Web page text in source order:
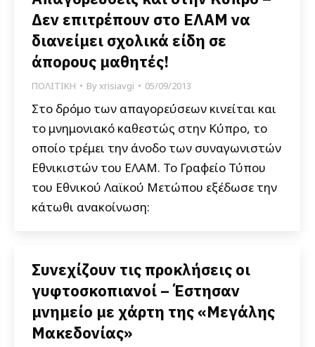
Δεν επιτρέπουν στο ΕΛΑΜ να
διανείμει σχολικά είδη σε
άπορους μαθητές!
ΠΟΛΙΤΙΚΗ Byxrisiavgi 05/09/2013
Στο δρόμο των απαγορεύσεων κινείται και
το μνημονιακό καθεστώς στην Κύπρο, το
οποίο τρέμει την άνοδο των συναγωνιστών
Εθνικιστών του ΕΛΑΜ. Το Γραφείο Τύπου
του Εθνικού Λαϊκού Μετώπου εξέδωσε την
κάτωθι ανακοίνωση:
Συνεχίζουν τις προκλήσεις οι
γυφτοσκοπιανοί – Έστησαν
μνημείο με χάρτη της «Μεγάλης
Μακεδονίας»